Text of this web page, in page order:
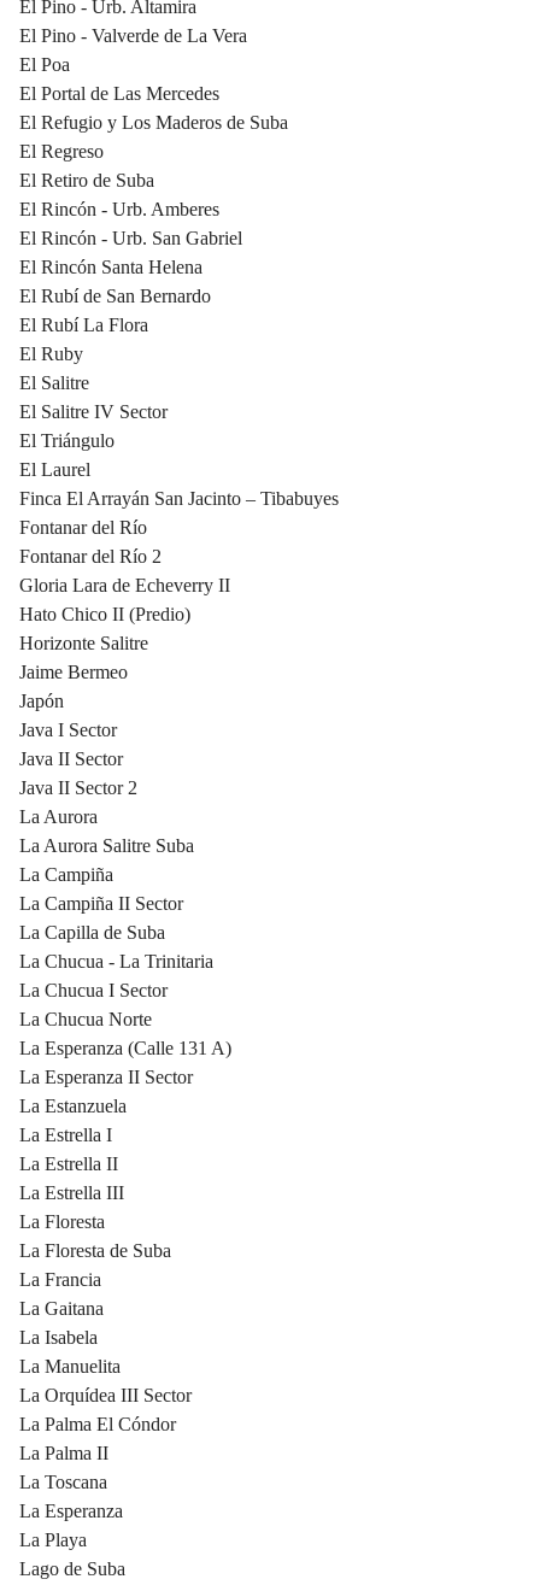
El Pino - Urb. Altamira
El Pino - Valverde de La Vera
El Poa
El Portal de Las Mercedes
El Refugio y Los Maderos de Suba
El Regreso
El Retiro de Suba
El Rincón - Urb. Amberes
El Rincón - Urb. San Gabriel
El Rincón Santa Helena
El Rubí de San Bernardo
El Rubí La Flora
El Ruby
El Salitre
El Salitre IV Sector
El Triángulo
El Laurel
Finca El Arrayán San Jacinto – Tibabuyes
Fontanar del Río
Fontanar del Río 2
Gloria Lara de Echeverry II
Hato Chico II (Predio)
Horizonte Salitre
Jaime Bermeo
Japón
Java I Sector
Java II Sector
Java II Sector 2
La Aurora
La Aurora Salitre Suba
La Campiña
La Campiña II Sector
La Capilla de Suba
La Chucua - La Trinitaria
La Chucua I Sector
La Chucua Norte
La Esperanza (Calle 131 A)
La Esperanza II Sector
La Estanzuela
La Estrella I
La Estrella II
La Estrella III
La Floresta
La Floresta de Suba
La Francia
La Gaitana
La Isabela
La Manuelita
La Orquídea III Sector
La Palma El Cóndor
La Palma II
La Toscana
La Esperanza
La Playa
Lago de Suba